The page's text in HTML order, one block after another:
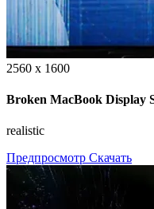
2560 x 1600
Broken MacBook Display
realistic
Предпросмотр Скачать